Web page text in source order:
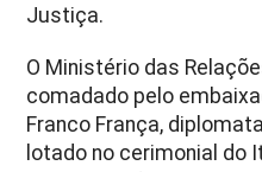
Justiça.
O Ministério das
comadado pelo
Franco França,
lotado no cerimonial do